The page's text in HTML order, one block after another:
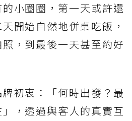
小圈圈，第一天或許還
開始自然地併桌吃飯，
，到最後一天甚至約好
初衷：「何時出發？最
，透過與客人的真實互